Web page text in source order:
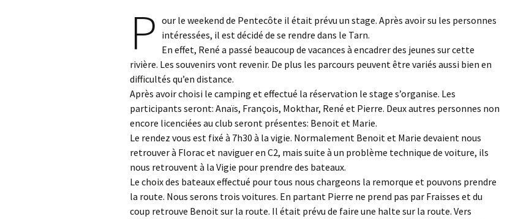
P our le weekend de Pentecôte il était prévu un stage. Après avoir su les personnes
intéressées, il est décidé de se rendre dans le Tarn.
En effet, René a passé beaucoup de vacances à encadrer des jeunes sur cette
rivière. Les souvenirs vont revenir. De plus les parcours peuvent être variés aussi bien en
difficultés qu’en distance.
Après avoir choisi le camping et effectué la réservation le stage s’organise. Les
participants seront: Anaïs, François, Mokthar, René et Pierre. Deux autres personnes non
encore licenciées au club seront présentes: Benoit et Marie.
Le rendez vous est fixé à 7h30 à la vigie. Normalement Benoit et Marie devaient nous
retrouver à Florac et naviguer en C2, mais suite à un problème technique de voiture, ils
nous retrouvent à la Vigie pour prendre des bateaux.
Le choix des bateaux effectué pour tous nous chargeons la remorque et pouvons prendre
la route. Nous serons trois voitures. En partant Pierre ne prend pas par Fraisses et du
coup retrouve Benoit sur la route. Il était prévu de faire une halte sur la route. Vers